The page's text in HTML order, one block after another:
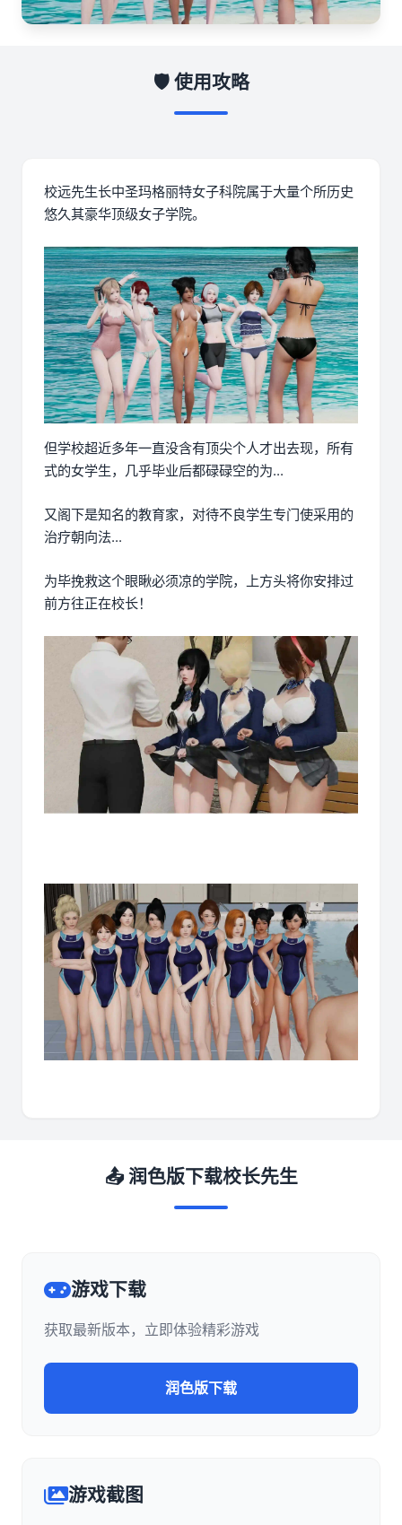
🛡️ 使用攻略
校远先生长中圣玛格丽特女子科院属于大量个所历史
悠久其豪华顶级女子学院。
但学校超近多年一直没含有顶尖个人才出去现，所有
式的女学生，几乎毕业后都碌碌空的为...
又阁下是知名的教育家，对待不良学生专门使采用的
治疗朝向法...
为毕挽救这个眼瞅必须凉的学院，上方头将你安排过
前方往正在校长！
📤 润色版下载校长先生
游戏下载
获取最新版本，立即体验精彩游戏
润色版下载
游戏截图